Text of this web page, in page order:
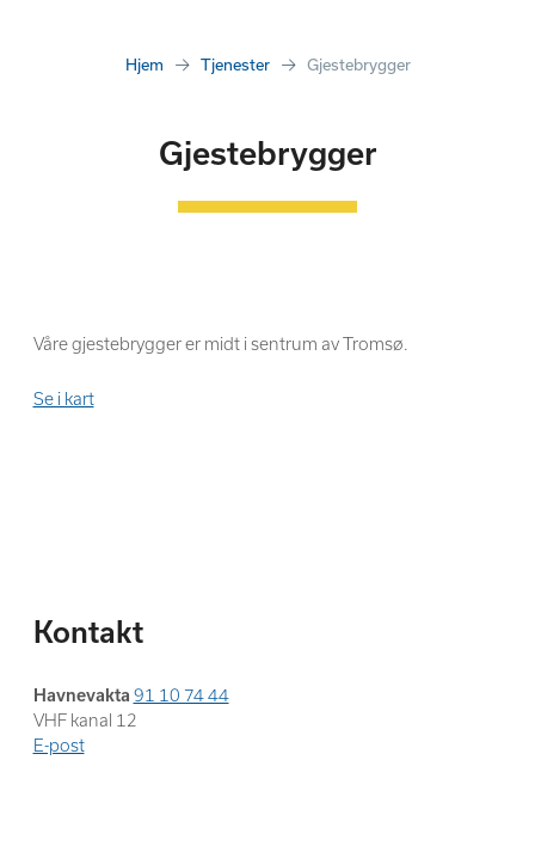
Hjem Tjenester Gjestebrygger
Gjestebrygger
Våre gjestebrygger er midt i sentrum av Tromsø.
Se i kart
Kontakt
Havnevakta 91 10 74 44
VHF kanal 12
E-post